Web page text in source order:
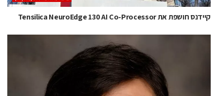
קיידנס חושפת את Tensilica NeuroEdge 130 AI Co-Processor